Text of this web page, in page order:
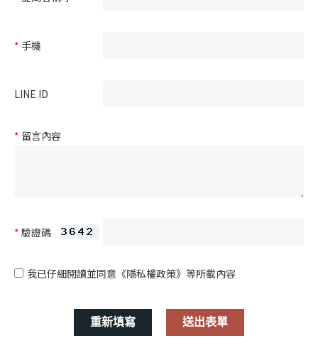
* 手機
LINE ID
* 留言內容
* 驗證碼
我已仔細閱讀並同意 《隱私權政策》 等所載內容